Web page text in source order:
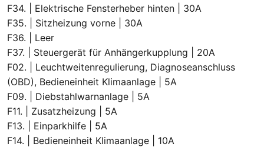
F34. | Elektrische Fensterheber hinten | 30A
F35. | Sitzheizung vorne | 30A
F36. | Leer
F37. | Steuergerät für Anhängerkupplung | 20A
F02. | Leuchtweitenregulierung, Diagnoseanschluss
(OBD), Bedieneinheit Klimaanlage | 5A
F09. | Diebstahlwarnanlage | 5A
F11. | Zusatzheizung | 5A
F13. | Einparkhilfe | 5A
F14. | Bedieneinheit Klimaanlage | 10A